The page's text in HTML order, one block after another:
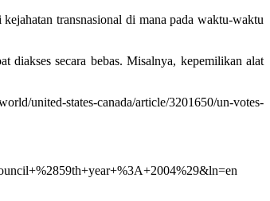
transnasional di mana pada waktu-waktu
diakses secara bebas. Misalnya, kepemilikan alat
united-states-canada/article/3201650/un-votes-